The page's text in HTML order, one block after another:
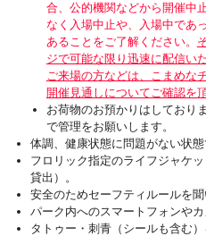
合、公的機関などから開催中
なく入場中止や、入場中であ
あることをご了解ください。
ジで可能な限り迅速に配信い
ご来場の方などは、こまめな
開催見通しについてご確認を
お荷物のお預かりはしており
で管理をお願いします。
体調、健康状態に問題がない状
フロリック指定のライフジャケ
貸出）。
安全のためセーフティルールを
パーク内へのスマートフォンや
タトゥー・刺青（シールも含む